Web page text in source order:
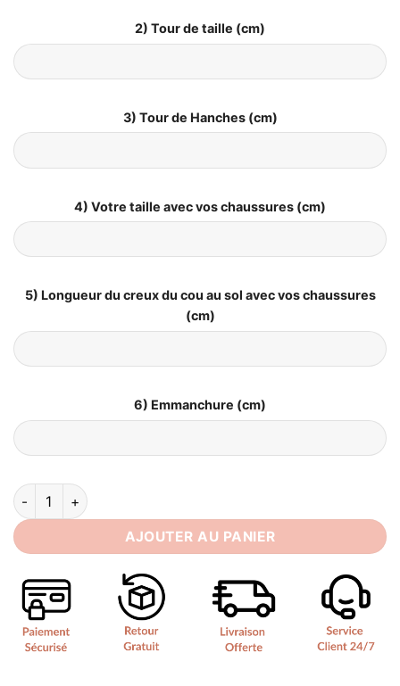
2) Tour de taille (cm)
3) Tour de Hanches (cm)
4) Votre taille avec vos chaussures (cm)
5) Longueur du creux du cou au sol avec vos chaussures
(cm)
6) Emmanchure (cm)
quantité de Robe de Mariée Tulle Courte
AJOUTER AU PANIER